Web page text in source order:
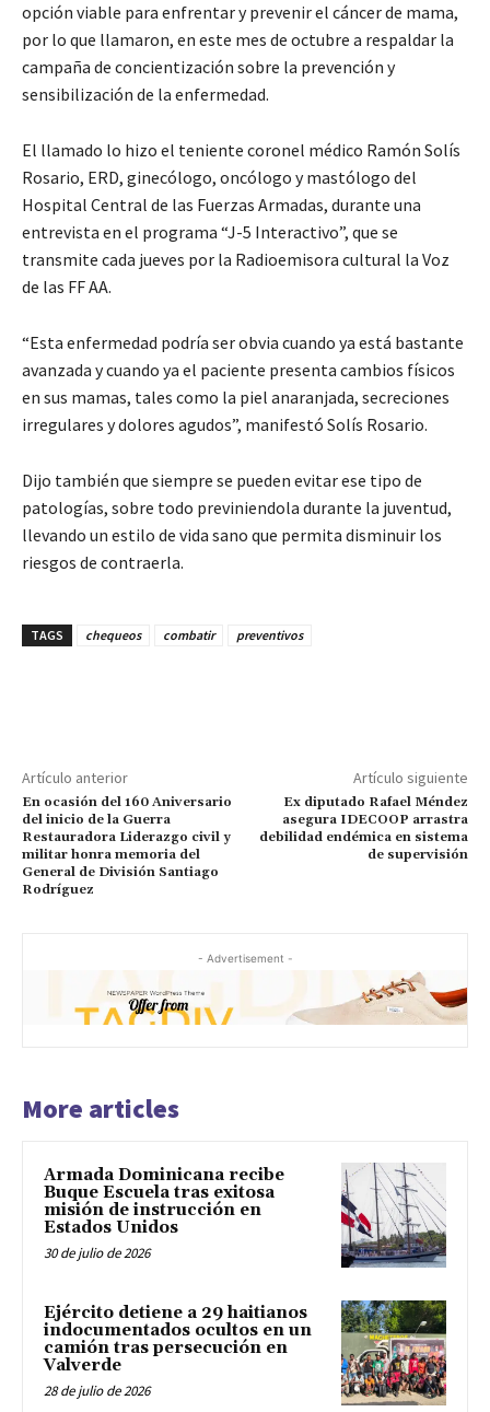
opción viable para enfrentar y prevenir el cáncer de mama,
por lo que llamaron, en este mes de octubre a respaldar la
campaña de concientización sobre la prevención y
sensibilización de la enfermedad.
El llamado lo hizo el teniente coronel médico Ramón Solís
Rosario, ERD, ginecólogo, oncólogo y mastólogo del
Hospital Central de las Fuerzas Armadas, durante una
entrevista en el programa “J-5 Interactivo”, que se
transmite cada jueves por la Radioemisora cultural la Voz
de las FF AA.
“Esta enfermedad podría ser obvia cuando ya está bastante
avanzada y cuando ya el paciente presenta cambios físicos
en sus mamas, tales como la piel anaranjada, secreciones
irregulares y dolores agudos”, manifestó Solís Rosario.
Dijo también que siempre se pueden evitar ese tipo de
patologías, sobre todo previniendola durante la juventud,
llevando un estilo de vida sano que permita disminuir los
riesgos de contraerla.
TAGS chequeos combatir preventivos
Artículo anterior
En ocasión del 160 Aniversario
del inicio de la Guerra
Restauradora Liderazgo civil y
militar honra memoria del
General de División Santiago
Rodríguez
Artículo siguiente
Ex diputado Rafael Méndez
asegura IDECOOP arrastra
debilidad endémica en sistema
de supervisión
- Advertisement -
More articles
Armada Dominicana recibe
Buque Escuela tras exitosa
misión de instrucción en
Estados Unidos
30 de julio de 2026
Ejército detiene a 29 haitianos
indocumentados ocultos en un
camión tras persecución en
Valverde
28 de julio de 2026